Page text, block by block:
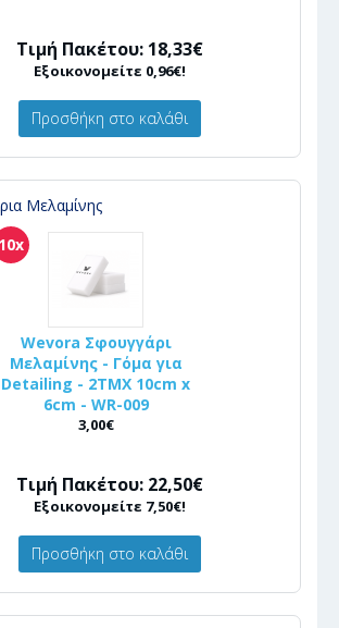
Τιμή Πακέτου: 18,33€
Εξοικονομείτε 0,96€!
Προσθήκη στο καλάθι
Μελαμίνης
10x
Wevora Σφουγγάρι
Μελαμίνης - Γόμα για
Detailing - 2ΤΜΧ 10cm x
6cm - WR-009
3,00€
Τιμή Πακέτου: 22,50€
Εξοικονομείτε 7,50€!
Προσθήκη στο καλάθι